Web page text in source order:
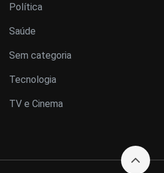
Política
Saúde
Sem categoria
Tecnologia
TV e Cinema